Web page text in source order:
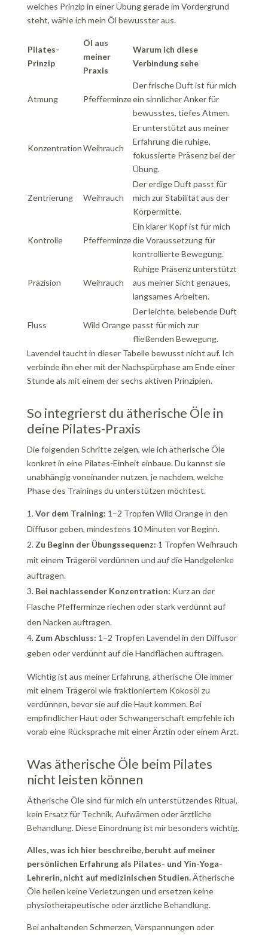
welches Prinzip in einer Übung gerade im Vordergrund
steht, wähle ich mein Öl bewusster aus.
Pilates-
Prinzip
Öl aus
meiner
Praxis
Warum ich diese
Verbindung sehe
Atmung Pfefferminze
Der frische Duft ist für mich
ein sinnlicher Anker für
bewusstes, tiefes Atmen.
KonzentrationWeihrauch
Er unterstützt aus meiner
Erfahrung die ruhige,
fokussierte Präsenz bei der
Übung.
Zentrierung Weihrauch
Der erdige Duft passt für
mich zur Stabilität aus der
Körpermitte.
Kontrolle Pfefferminze
Ein klarer Kopf ist für mich
die Voraussetzung für
kontrollierte Bewegung.
Präzision Weihrauch
Ruhige Präsenz unterstützt
aus meiner Sicht genaues,
langsames Arbeiten.
Fluss Wild Orange
Der leichte, belebende Duft
passt für mich zur
fließenden Bewegung.
Lavendel taucht in dieser Tabelle bewusst nicht auf. Ich
verbinde ihn eher mit der Nachspürphase am Ende einer
Stunde als mit einem der sechs aktiven Prinzipien.
So integrierst du ätherische Öle in
deine Pilates-Praxis
Die folgenden Schritte zeigen, wie ich ätherische Öle
konkret in eine Pilates-Einheit einbaue. Du kannst sie
unabhängig voneinander nutzen, je nachdem, welche
Phase des Trainings du unterstützen möchtest.
Vor dem Training: 1–2 Tropfen Wild Orange in den
Diffusor geben, mindestens 10 Minuten vor Beginn.
Zu Beginn der Übungssequenz: 1 Tropfen Weihrauch
mit einem Trägeröl verdünnen und auf die Handgelenke
auftragen.
Bei nachlassender Konzentration: Kurz an der
Flasche Pfefferminze riechen oder stark verdünnt auf
den Nacken auftragen.
Zum Abschluss: 1–2 Tropfen Lavendel in den Diffusor
geben oder verdünnt auf die Handflächen auftragen.
Wichtig ist aus meiner Erfahrung, ätherische Öle immer
mit einem Trägeröl wie fraktioniertem Kokosöl zu
verdünnen, bevor sie auf die Haut kommen. Bei
empfindlicher Haut oder Schwangerschaft empfehle ich
vorab eine Rücksprache mit einer Ärztin oder einem Arzt.
Was ätherische Öle beim Pilates
nicht leisten können
Ätherische Öle sind für mich ein unterstützendes Ritual,
kein Ersatz für Technik, Aufwärmen oder ärztliche
Behandlung. Diese Einordnung ist mir besonders wichtig.
Alles, was ich hier beschreibe, beruht auf meiner
persönlichen Erfahrung als Pilates- und Yin-Yoga-
Lehrerin, nicht auf medizinischen Studien.Ätherische
Öle heilen keine Verletzungen und ersetzen keine
physiotherapeutische oder ärztliche Behandlung.
Bei anhaltenden Schmerzen, Verspannungen oder